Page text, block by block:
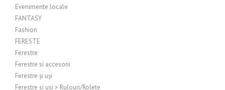
Evenimente locale
FANTASY
Fashion
FERESTE
Ferestre
Ferestre si accesorii
Ferestre și uși
Ferestre si usi > Rulouri/Rolete